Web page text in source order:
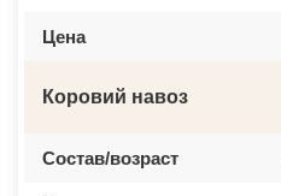
Цена
Коровий навоз
Состав/возраст